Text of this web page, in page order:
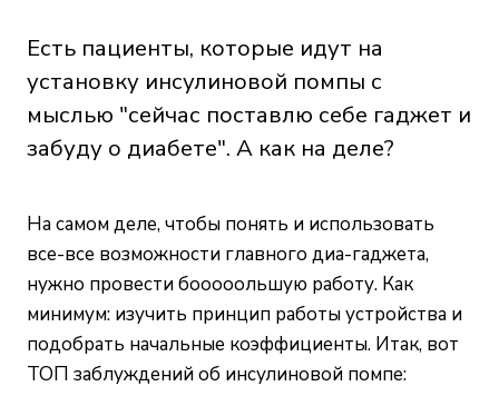
Есть пациенты, которые идут на
установку инсулиновой помпы с
мыслью "сейчас поставлю себе гаджет и
забуду о диабете". А как на деле?
На самом деле, чтобы понять и использовать
все-все возможности главного диа-гаджета,
нужно провести бооооольшую работу. Как
минимум: изучить принцип работы устройства и
подобрать начальные коэффициенты. Итак, вот
ТОП заблуждений об инсулиновой помпе: